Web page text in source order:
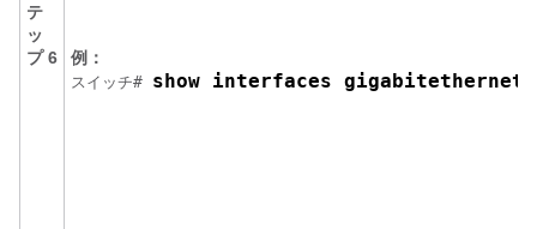
テ
ッ
プ 6
例：
スイッチ# show interfaces